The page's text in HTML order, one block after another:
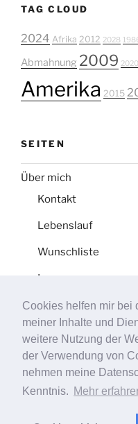
Cookies helfen mir bei
meiner Inhalte und
weitere Nutzung der
der Verwendung von
nehmen meine
Kenntnis. Mehr
TAG CLOUD
2024 Afrika 2012 2028
Abmahnung 2009 2020
Amerika 2015
SEITEN
Über mich
Kontakt
Lebenslauf
Wunschliste
Impressum
Datenschutz
Tag-Liste
Sitemap